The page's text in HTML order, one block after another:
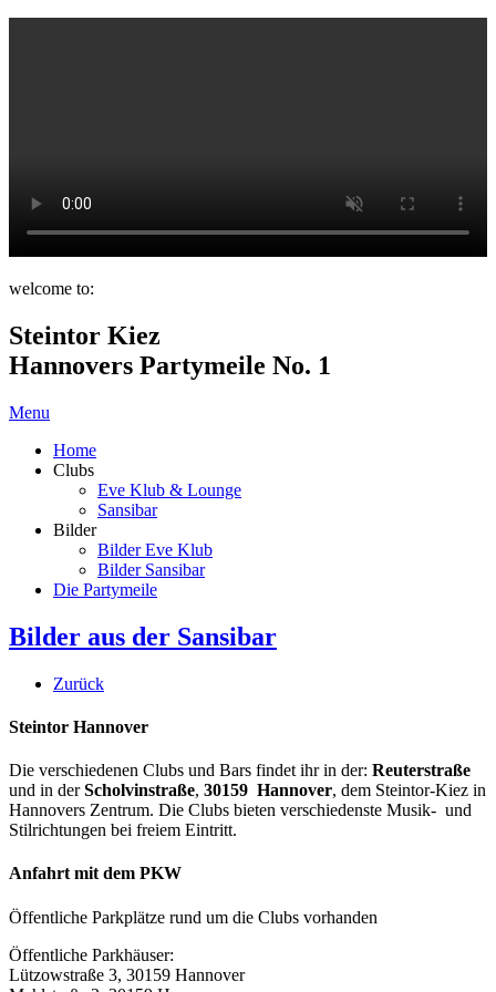
welcome to:
Steintor Kiez
Hannovers Partymeile No. 1
Menu
Home
Clubs
Eve Klub & Lounge
Sansibar
Bilder
Bilder Eve Klub
Bilder Sansibar
Die Partymeile
Bilder aus der Sansibar
Zurück
Steintor Hannover
Die verschiedenen Clubs und Bars findet ihr in der: Reuterstraße
und in derScholvinstraße, 30159 Hannover, dem Steintor-Kiez in
Hannovers Zentrum. Die Clubs bieten verschiedenste Musik- und
Stilrichtungen bei freiem Eintritt.
Anfahrt mit dem PKW
Öffentliche Parkplätze rund um die Clubs vorhanden
Öffentliche Parkhäuser:
Lützowstraße 3, 30159 Hannover